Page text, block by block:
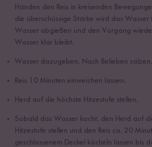
Händen den Reis in kreisenden
die überschüssige Stärke wird das Wasser
Wasser abgießen und den Vorgang
Wasser klar bleibt.
Wasser dazugeben. Nach Belieben salzen.
Reis 10 Minuten einweichen lassen.
Herd auf die höchste Hitzestufe stellen.
Sobald das Wasser kocht, den Herd auf
Hitzestufe stellen und den Reis ca. 20
geschlossenem Deckel köcheln lassen bis